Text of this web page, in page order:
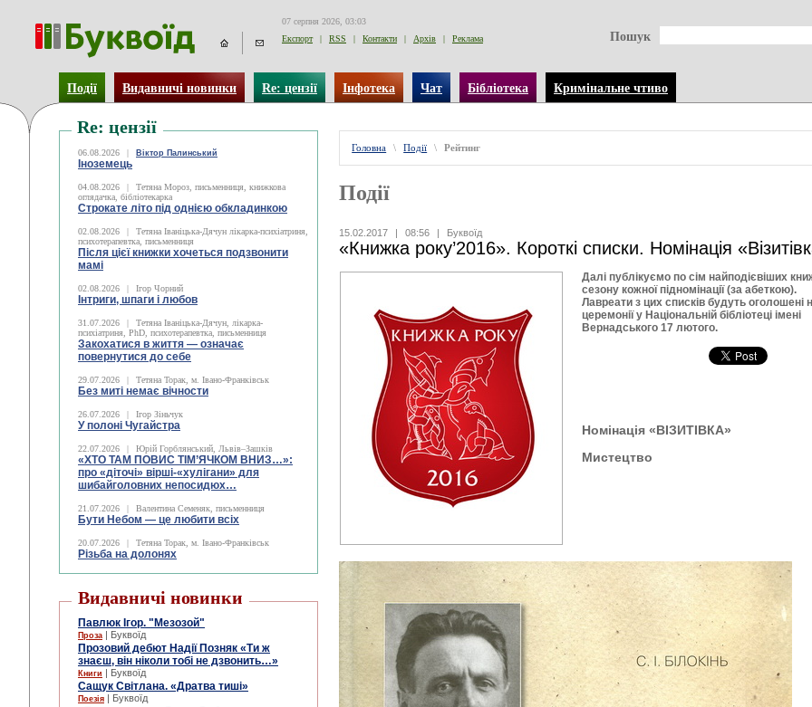
07 серпня 2026, 03:03
Експорт
| RSS | Контакти | Архів | Реклама Пошук
Події Видавничі новинки Re: цензії Інфотека Чат Бібліотека Кримінальне чтиво
Re: цензії
06.08.2026 | Віктор Палинський
Іноземець
04.08.2026 |
Тетяна Мороз, письменниця, книжкова
оглядачка, бібліотекарка
Строкате літо під однією обкладинкою
02.08.2026 |
Тетяна Іваніцька-Дячун лікарка-психіатриня,
психотерапевтка, письменниця
Після цієї книжки хочеться подзвонити
мамі
02.08.2026 | Ігор Чорний
Інтриги, шпаги і любов
31.07.2026 |
Тетяна Іваніцька-Дячун, лікарка-
психіатриня, PhD, психотерапевтка, письменниця
Закохатися в життя — означає
повернутися до себе
29.07.2026 | Тетяна Торак, м. Івано-Франківськ
Без миті немає вічности
26.07.2026 | Ігор Зіньчук
У полоні Чугайстра
22.07.2026 | Юрій Горблянський, Львів–Зашків
«ХТО ТАМ ПОВИС ТІМ’ЯЧКОМ ВНИЗ…»:
про «діточі» вірші-«хулігани» для
шибайголовних непосидюх…
21.07.2026 | Валентина Семеняк, письменниця
Бути Небом ― це любити всіх
20.07.2026 | Тетяна Торак, м. Івано-Франківськ
Різьба на долонях
Видавничі новинки
Павлюк Ігор. "Мезозой"
Проза | Буквоїд
Прозовий дебют Надії Позняк «Ти ж
знаєш, він ніколи тобі не дзвонить…»
Книги | Буквоїд
Сащук Світлана. «Дратва тиші»
Поезія | Буквоїд
Головна \ Події \ Рейтинг
Події
15.02.2017 | 08:56 | Буквоїд
«Книжка року’2016». Короткі списки. Номінація
Далі публікуємо по сім найподієвіших
сезону кожної підномінації (за абеткою).
Лавреати з цих списків будуть оголошені
церемонії у Національній бібліотеці імені
Вернадського 17 лютого.
Номінація «ВІЗИТІВКА»
Мистецтво